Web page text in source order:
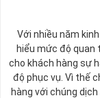
Với nhiều năm
hiểu mức độ quan
cho khách hàng sự
độ phục vụ. Vì thế
hàng với chúng